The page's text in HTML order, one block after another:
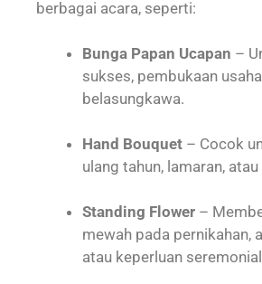
berbagai acara, seperti:
Bunga Papan Ucapan –
sukses, pembukaan
belasungkawa.
Hand Bouquet – Cocok
ulang tahun, lamaran,
Standing Flower –
mewah pada pernikahan,
atau keperluan